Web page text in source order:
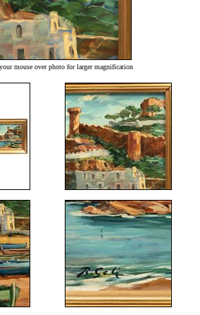
mouse over photo for larger magnification